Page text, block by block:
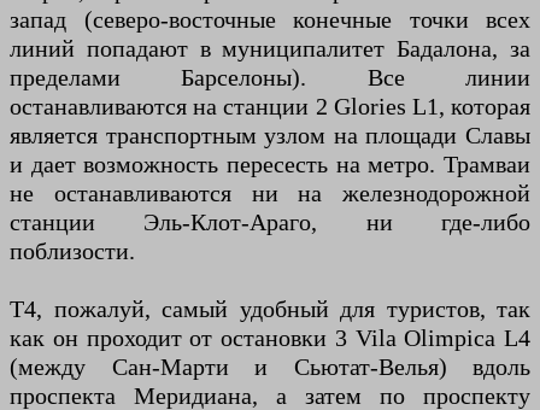
запад (северо-восточные конечные точки всех
линий попадают в муниципалитет Бадалона, за
пределами Барселоны). Все линии
останавливаются на станции 2 Glories L1, которая
является транспортным узлом на площади Славы
и дает возможность пересесть на метро. Трамваи
не останавливаются ни на железнодорожной
станции Эль-Клот-Араго, ни где-либо
поблизости.
Т4, пожалуй, самый удобный для туристов, так
как он проходит от остановки 3 Vila Olimpica L4
(между Сан-Марти и Сьютат-Велья) вдоль
проспекта Меридиана, а затем по проспекту